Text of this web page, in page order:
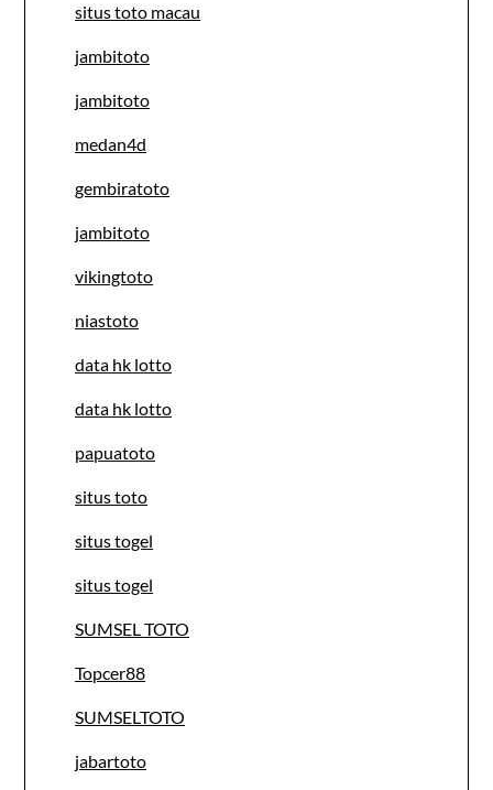
situs toto macau
jambitoto
jambitoto
medan4d
gembiratoto
jambitoto
vikingtoto
niastoto
data hk lotto
data hk lotto
papuatoto
situs toto
situs togel
situs togel
SUMSEL TOTO
Topcer88
SUMSELTOTO
jabartoto